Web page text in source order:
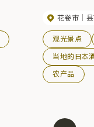
花卷市
观光景点
当地的日本
农产品